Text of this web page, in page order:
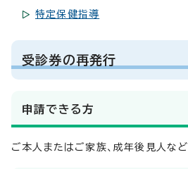
特定保健指導
受診券の再発行
申請できる方
ご本人またはご家族、成年後見人など